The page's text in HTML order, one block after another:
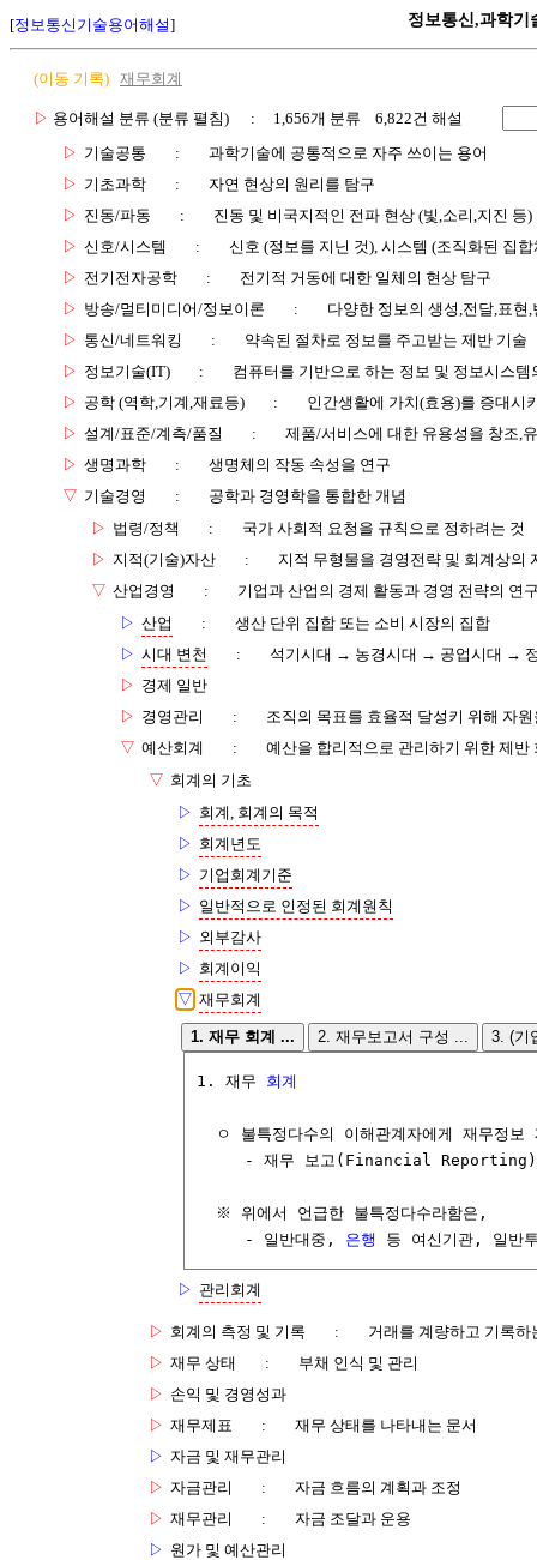
[정보통신기술용어해설] 정보통신,과학기
(이동 기록) 재무회계
▷ 용어해설 분류 (분류 펼침)
: 1,656개 분류 6,822건 해설
▷ 기술공통 :
과학기술에 공통적으로 자주 쓰이는 용어
▷ 기초과학 :
자연 현상의 원리를 탐구
▷ 진동/파동 :
진동 및 비국지적인 전파 현상 (빛,소리,지진 등)
▷ 신호/시스템 :
신호 (정보를 지닌 것), 시스템 (조직화된 집합
▷ 전기전자공학 :
전기적 거동에 대한 일체의 현상 탐구
▷ 방송/멀티미디어/정보이론 :
다양한 정보의 생성,전달,표현
▷ 통신/네트워킹 :
약속된 절차로 정보를 주고받는 제반 기술
▷ 정보기술(IT) :
컴퓨터를 기반으로 하는 정보 및 정보시스템
▷ 공학 (역학,기계,재료등) :
인간생활에 가치(효용)를 증대시
▷ 설계/표준/계측/품질 :
제품/서비스에 대한 유용성을 창조,
▷ 생명과학 :
생명체의 작동 속성을 연구
▽ 기술경영 :
공학과 경영학을 통합한 개념
▷ 법령/정책 :
국가 사회적 요청을 규칙으로 정하려는 것
▷ 지적(기술)자산 :
지적 무형물을 경영전략 및 회계상의
▽ 산업경영 :
기업과 산업의 경제 활동과 경영 전략의 연
▷ 산업 :
생산 단위 집합 또는 소비 시장의 집합
▷ 시대 변천 :
석기시대 → 농경시대 → 공업시대 →
▷ 경제 일반
▷ 경영관리 :
조직의 목표를 효율적 달성키 위해 자
▽ 예산회계 :
예산을 합리적으로 관리하기 위한 제반
▽ 회계의 기초
▷ 회계, 회계의 목적
▷ 회계년도
▷ 기업회계기준
▷ 일반적으로 인정된 회계원칙
▷ 외부감사
▷ 회계이익
▽ 재무회계
1. 재무 회계 ... 2. 재무보고서 구성 ... 3. (기
1. 재무 회계
ㅇ 불특정다수의 이해관계자에게 재무정보
- 재무 보고(Financial Reporting)
  ※ 위에서 언급한 불특정다수라함은,
     - 일반대중,
은행 등 여신기관, 일반
▷ 관리회계
▷ 회계의 측정 및 기록 :
거래를 계량하고 기록하
▷ 재무 상태 :
부채 인식 및 관리
▷ 손익 및 경영성과
▷ 재무제표 :
재무 상태를 나타내는 문서
▷ 자금 및 재무관리
▷ 자금관리 :
자금 흐름의 계획과 조정
▷ 재무관리 :
자금 조달과 운용
▷ 원가 및 예산관리